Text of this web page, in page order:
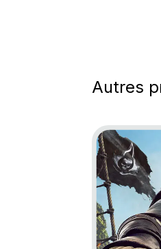
Autres
Go to project